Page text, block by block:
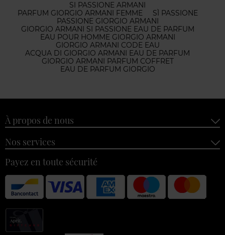
SI PASSIONE ARMANI
PARFUM GIORGIO ARMANI FEMME
SÌ PASSIONE
PASSIONE GIORGIO ARMANI
GIORGIO ARMANI SI PASSIONE EAU DE PARFUM
EAU POUR HOMME GIORGIO ARMANI
GIORGIO ARMANI CODE EAU
ACQUA DI GIORGIO ARMANI EAU DE PARFUM
GIORGIO ARMANI PARFUM COFFRET
EAU DE PARFUM GIORGIO
À propos de nous
Nos services
Payez en toute sécurité